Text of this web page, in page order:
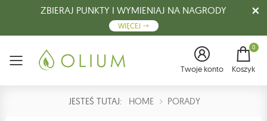
ZBIERAJ PUNKTY I WYMIENIAJ NA NAGRODY
WIĘCEJ
Menu Twoje konto
0
Koszyk
JESTEŚ TUTAJ: HOME PORADY